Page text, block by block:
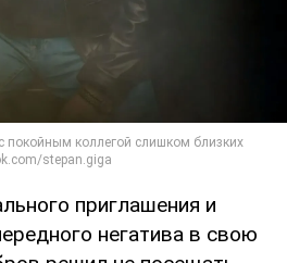
приглашения и
негатива в свою